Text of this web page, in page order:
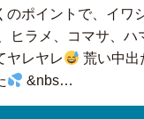
のポイントで、イワ
ヒラメ、コマサ、ハ
ヤレヤレ
荒い中出
&nbs…